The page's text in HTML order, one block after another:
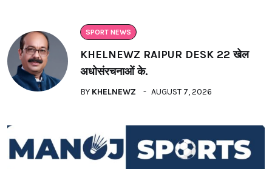
SPORT NEWS
KHELNEWZ RAIPUR DESK 22 खेल
अधोसंरचनाओं के.
BY KHELNEWZ AUGUST 7, 2026